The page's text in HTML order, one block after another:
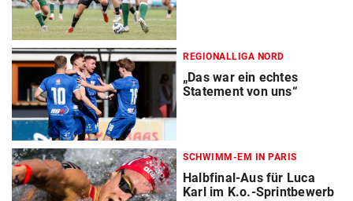
REGIONALLIGA NORD
„Das war ein echtes
Statement von uns“
SCHWIMM-EM IN PARIS
Halbfinal-Aus für Luca
Karl im K.o.-Sprintbewerb